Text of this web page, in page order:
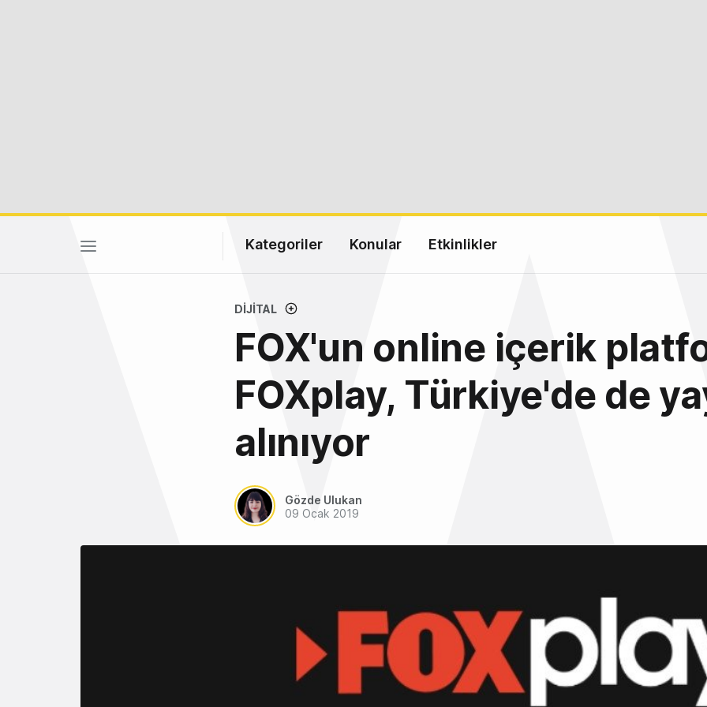
Kategoriler Konular Etkinlikler
DIJITAL
FOX'un online içerik
FOXplay, Türkiye'de de
alınıyor
Gözde Ulukan
09 Ocak 2019